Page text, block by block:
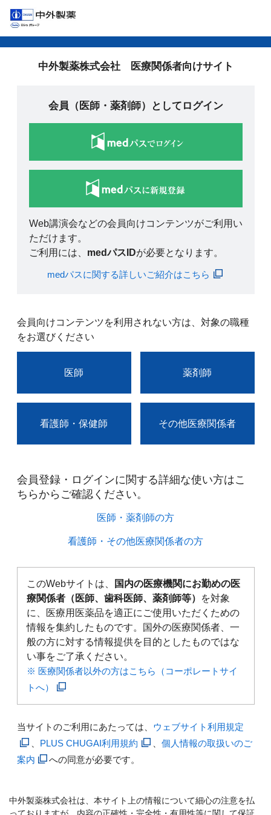
中外製薬株式会社 医療関係者向けサイト
会員（医師・薬剤師）としてログイン
Web講演会などの会員向けコンテンツがご利用い
ただけます。
ご利用には、 medパスIDが必要となります。
medパスに関する詳しいご紹介はこちら
会員向けコンテンツを利用されない方は、対象の職種
をお選びください
医師 薬剤師
看護師・保健師 その他医療関係者
会員登録・ログインに関する詳細な使い方はこ
ちらからご確認ください。​
医師・薬剤師の方​
看護師・その他医療関係者の方​
このWebサイトは、
国内の医療機関にお勤めの医
療関係者（医師、歯科医師、薬剤師等）
を対象
に、医療用医薬品を適正にご使用いただくための
情報を集約したものです。国外の医療関係者、一
般の方に対する情報提供を目的としたものではな
い事をご了承ください。
※ 医療関係者以外の方はこちら（コーポレートサイ
トへ）
当サイトのご利用にあたっては、 ウェブサイト利用規定
PLUS CHUGAI利用規約
個人情報の取扱いのご
案内
への同意が必要です。
中外製薬株式会社は、本サイト上の情報について細心の注意を払
っておりますが、内容の正確性・完全性・有用性等に関して保証